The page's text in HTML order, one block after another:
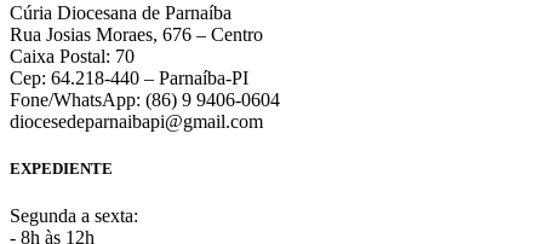
Cúria Diocesana de Parnaíba
Rua Josias Moraes, 676 – Centro
Caixa Postal: 70
Cep: 64.218-440 – Parnaíba-PI
Fone/WhatsApp: (86) 9 9406-0604
diocesedeparnaibapi@gmail.com
EXPEDIENTE
Segunda a sexta:
- 8h às 12h